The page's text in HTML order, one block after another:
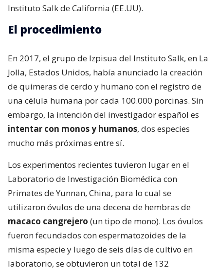
Instituto Salk de California (EE.UU).
El procedimiento
En 2017, el grupo de Izpisua del Instituto Salk, en La
Jolla, Estados Unidos, había anunciado la creación
de quimeras de cerdo y humano con el registro de
una célula humana por cada 100.000 porcinas. Sin
embargo, la intención del investigador español es
intentar con monos y humanos, dos especies
mucho más próximas entre sí.
Los experimentos recientes tuvieron lugar en el
Laboratorio de Investigación Biomédica con
Primates de Yunnan, China, para lo cual se
utilizaron óvulos de una decena de hembras de
macaco cangrejero (un tipo de mono). Los óvulos
fueron fecundados con espermatozoides de la
misma especie y luego de seis días de cultivo en
laboratorio, se obtuvieron un total de 132